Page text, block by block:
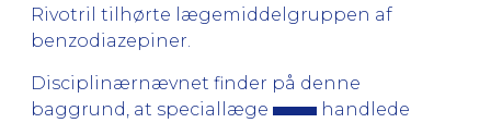
Rivotril tilhørte lægemiddelgruppen af
benzodiazepiner.
Disciplinærnævnet finder på denne
baggrund, at speciallæge
handlede